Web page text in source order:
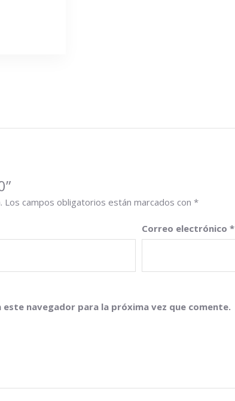
Los campos obligatorios están marcados con *
Correo electrónico *
navegador para la próxima vez que comente.